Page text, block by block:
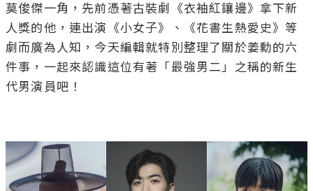
莫俊傑一角，先前憑著古裝劇《衣袖紅鑲邊》拿下新
人獎的他，連出演《小女子》、《花書生熱愛史》等
劇而廣為人知，今天編輯就特別整理了關於姜勳的六
件事，一起來認識這位有著「最強男二」之稱的新生
代男演員吧！